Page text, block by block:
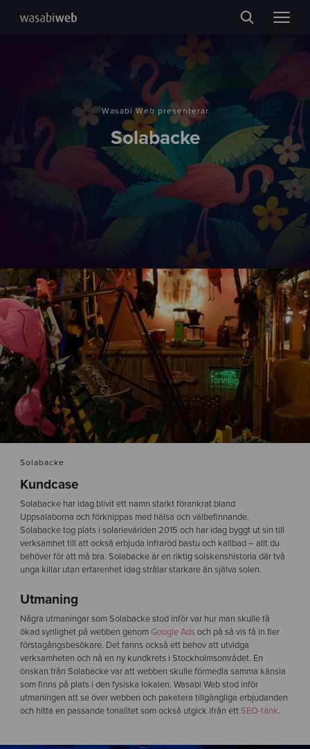
Wasabi Web presenterar
Solabacke
Solabacke
Kundcase
Solabacke har idag blivit ett namn starkt förankrat bland
Uppsalaborna och förknippas med hälsa och välbefinnande.
Solabacke tog plats i solarievärlden 2015 och har idag byggt ut sin till
verksamhet till att också erbjuda infraröd bastu och kallbad – allt du
behöver för att må bra. Solabacke är en riktig solskenshistoria där två
unga killar utan erfarenhet idag strålar starkare än själva solen.
Utmaning
Några utmaningar som Solabacke stod inför var hur man skulle få
ökad synlighet på webben genomGoogle Ads och på så vis få in fler
förstagångsbesökare. Det fanns också ett behov att utvidga
verksamheten och nå en ny kundkrets i Stockholmsområdet. En
önskan från Solabacke var att webben skulle förmedla samma känsla
som finns på plats i den fysiska lokalen. Wasabi Web stod inför
utmaningen att se över webben och paketera tillgängliga erbjudanden
och hitta en passande tonalitet som också utgick ifrån ettSEO-tänk.